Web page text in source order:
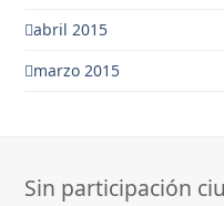
abril 2015
marzo 2015
Sin participación